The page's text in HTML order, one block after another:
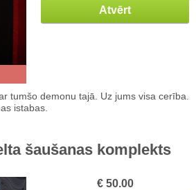
Atvērt
tumšo demonu tajā. Uz jums visa cerība.
istabas.
šaušanas komplekts
€ 50.00